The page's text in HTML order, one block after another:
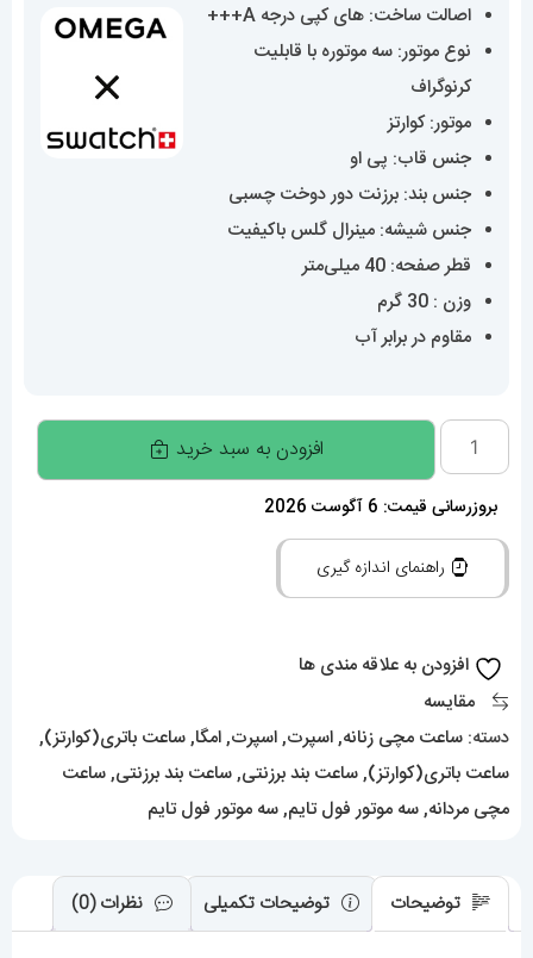
اصالت ساخت: های کپی درجه A+++
نوع موتور: سه موتوره با قابلیت
کرنوگراف
موتور: کوارتز
جنس قاب: پی او
جنس بند: برزنت دور دوخت چسبی
جنس شیشه: مینرال گلس باکیفیت
قطر صفحه: 40 میلی‌متر
وزن : 30 گرم
مقاوم در برابر آب
ساعت
امگا
سواچ
ماموریت
020771
Moonswatch
Mission
On
عدد
افزودن به سبد خرید
بروزرسانی قیمت: 6 آگوست 2026
راهنمای اندازه گیری
افزودن به علاقه مندی ها
مقایسه
دسته: ساعت مچی زنانه,اسپرت,اسپرت,امگا,ساعت باتری(کوارتز),
ساعت باتری(کوارتز),ساعت بند برزنتی,ساعت بند برزنتی,ساعت
مچی مردانه,سه موتور فول تایم,سه موتور فول تایم
توضیحات توضیحات تکمیلی نظرات (0)